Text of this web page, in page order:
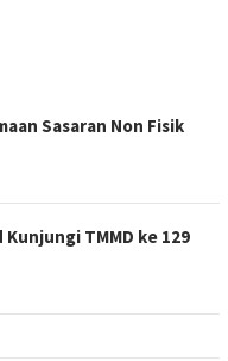
Sasaran Non Fisik
Kunjungi TMMD ke 129